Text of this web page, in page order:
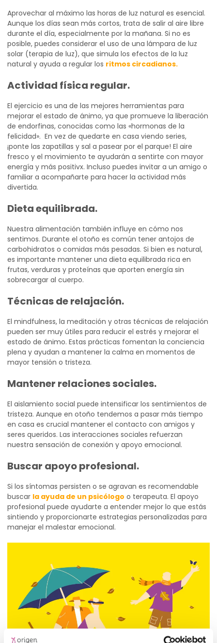
Aprovechar al máximo las horas de luz natural es esencial.
Aunque los días sean más cortos, trata de salir al aire libre
durante el día, especialmente por la mañana. Si no es
posible, puedes considerar el uso de una lámpara de luz
solar (terapia de luz), que simula los efectos de la luz
natural y ayuda a regular los ritmos circadianos.
Actividad física regular.
El ejercicio es una de las mejores herramientas para
mejorar el estado de ánimo, ya que promueve la liberación
de endorfinas, conocidas como las «hormonas de la
felicidad». En vez de quedarte en casa viendo series,
¡ponte las zapatillas y sal a pasear por el parque! El aire
fresco y el movimiento te ayudarán a sentirte con mayor
energía y más positivx. Incluso puedes invitar a un amigo o
familiar a acompañarte para hacer la actividad más
divertida.
Dieta equilibrada.
Nuestra alimentación también influye en cómo nos
sentimos. Durante el otoño es común tener antojos de
carbohidratos o comidas más pesadas. Si bien es natural,
es importante mantener una dieta equilibrada rica en
frutas, verduras y proteínas que aporten energía sin
sobrecargar al cuerpo.
Técnicas de relajación.
El mindfulness, la meditación y otras técnicas de relajación
pueden ser muy útiles para reducir el estrés y mejorar el
estado de ánimo. Estas prácticas fomentan la conciencia
plena y ayudan a mantener la calma en momentos de
mayor tensión o tristeza.
Mantener relaciones sociales.
El aislamiento social puede intensificar los sentimientos de
tristeza. Aunque en otoño tendemos a pasar más tiempo
en casa es crucial mantener el contacto con amigos y
seres queridos. Las interacciones sociales refuerzan
nuestra sensación de conexión y apoyo emocional.
Buscar apoyo profesional.
Si los síntomas persisten o se agravan es recomendable
buscar la ayuda de un psicólogo o terapeuta. El apoyo
profesional puede ayudarte a entender mejor lo que estás
sintiendo y proporcionarte estrategias personalizadas para
manejar el malestar emocional.